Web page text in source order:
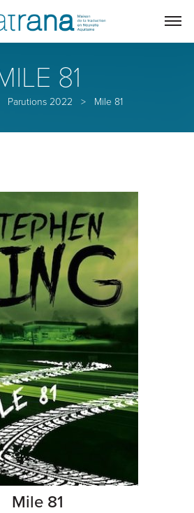
81
Parutions 2022 > Mile 81
Mile 81